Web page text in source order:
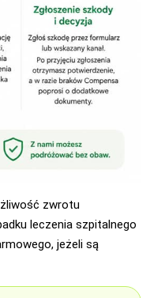
zwrotu
leczenia szpitalnego
jeżeli są